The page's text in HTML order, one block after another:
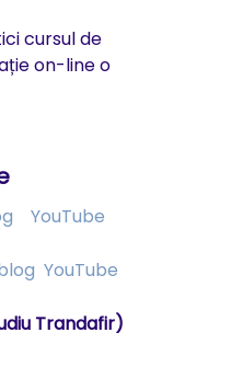
cursul de
on-line o
YouTube
YouTube
Trandafir)